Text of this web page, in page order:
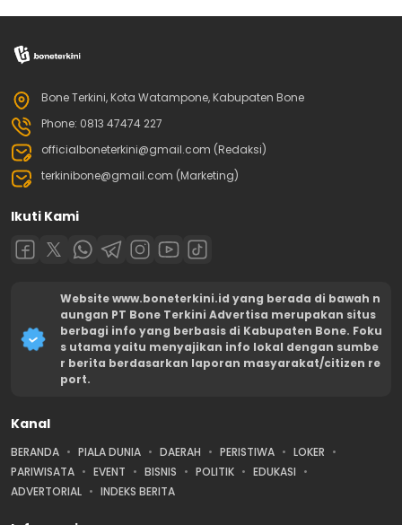
Bone Terkini, Kota Watampone, Kabupaten Bone
Phone: 0813 47474 227
officialboneterkini@gmail.com (Redaksi)
terkinibone@gmail.com (Marketing)
Ikuti Kami
Website www.boneterkini.id yang berada di bawah n
aungan PT Bone Terkini Advertisa merupakan situs
berbagi info yang berbasis di Kabupaten Bone. Foku
s utama yaitu menyajikan info lokal dengan sumbe
r berita berdasarkan laporan masyarakat/citizen re
port.
Kanal
BERANDA PIALA DUNIA DAERAH PERISTIWA
LOKER
PARIWISATA
EVENT BISNIS POLITIK
EDUKASI
ADVERTORIAL
INDEKS BERITA